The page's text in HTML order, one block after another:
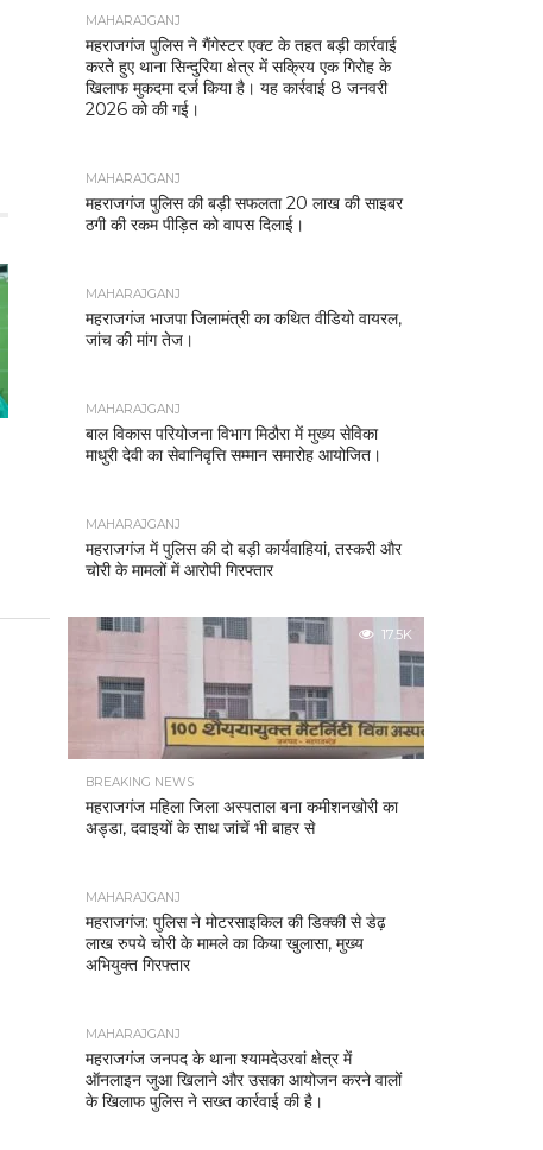
MAHARAJGANJ
महराजगंज पुलिस ने गैंगेस्टर एक्ट के तहत बड़ी कार्रवाई
करते हुए थाना सिन्दुरिया क्षेत्र में सक्रिय एक गिरोह के
खिलाफ मुकदमा दर्ज किया है। यह कार्रवाई 8 जनवरी
2026 को की गई।
MAHARAJGANJ
महराजगंज पुलिस की बड़ी सफलता 20 लाख की साइबर
ठगी की रकम पीड़ित को वापस दिलाई।
MAHARAJGANJ
महराजगंज भाजपा जिलामंत्री का कथित वीडियो वायरल,
जांच की मांग तेज।
MAHARAJGANJ
बाल विकास परियोजना विभाग मिठौरा में मुख्य सेविका
माधुरी देवी का सेवानिवृत्ति सम्मान समारोह आयोजित।
MAHARAJGANJ
महराजगंज में पुलिस की दो बड़ी कार्यवाहियां, तस्करी और
चोरी के मामलों में आरोपी गिरफ्तार
17.5K
BREAKING NEWS
महराजगंज महिला जिला अस्पताल बना कमीशनखोरी का
अड्डा, दवाइयों के साथ जांचें भी बाहर से
MAHARAJGANJ
महराजगंज: पुलिस ने मोटरसाइकिल की डिक्की से डेढ़
लाख रुपये चोरी के मामले का किया खुलासा, मुख्य
अभियुक्त गिरफ्तार
MAHARAJGANJ
महराजगंज जनपद के थाना श्यामदेउरवां क्षेत्र में
ऑनलाइन जुआ खिलाने और उसका आयोजन करने वालों
के खिलाफ पुलिस ने सख्त कार्रवाई की है।